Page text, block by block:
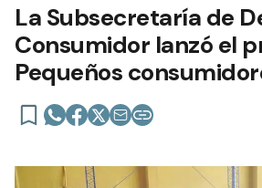
La Subsecretaría de
Consumidor lanzó el
Pequeños